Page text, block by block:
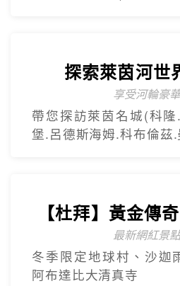
探索萊茵河世
享受河輪豪
帶您探訪萊茵名城(科
堡.呂德斯海姆.科布倫茲
【杜拜】黃金傳
最新網紅景
冬季限定地球村、沙迦
阿布達比大清真寺